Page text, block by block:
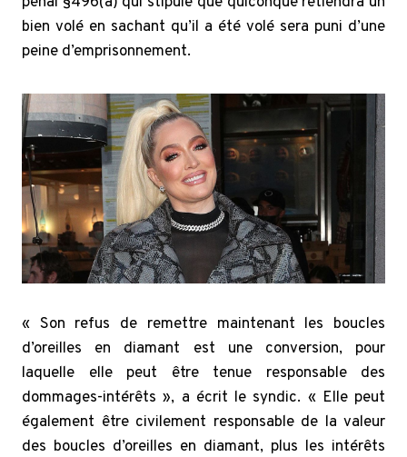
bien volé en sachant qu’il a été volé sera puni d’une
peine d’emprisonnement.
« Son refus de remettre maintenant les boucles
d’oreilles en diamant est une conversion, pour
laquelle elle peut être tenue responsable des
dommages-intérêts », a écrit le syndic. « Elle peut
également être civilement responsable de la valeur
des boucles d’oreilles en diamant, plus les intérêts